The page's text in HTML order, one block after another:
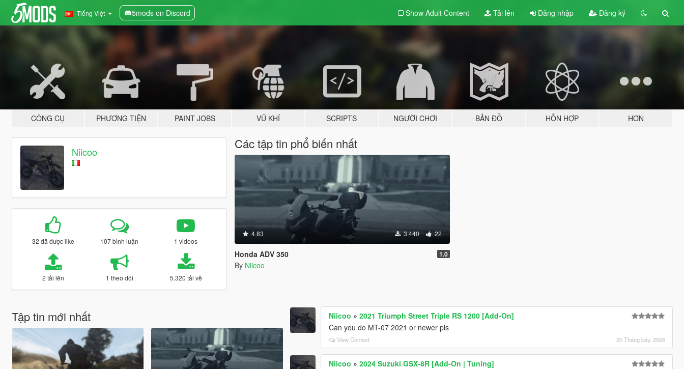
Tiếng Việt 5mods on Discord Show Adult Content Tải lên Đăng nhập Đăng ký
CÔNG CỤ PHƯƠNG TIỆN PAINT JOBS VŨ KHÍ SCRIPTS NGƯỜI CHƠI BẢN ĐỒ HỖN HỢP HƠN
Niicoo
32 đã được like 107 bình luận 1 videos
2 tải lên 1 theo dõi 5.320 tải về
Các tập tin phổ biến nhất
4.83 3.440 22
Honda ADV 350 1.0
By Niicoo
Tập tin mới nhất Niicoo »2021 Triumph Street Triple RS 1200 [Add-On]
Can you do MT-07 2021 or newer pls
View Context 20 Tháng bảy, 2026
Niicoo »2024 Suzuki GSX-8R [Add-On | Tuning]